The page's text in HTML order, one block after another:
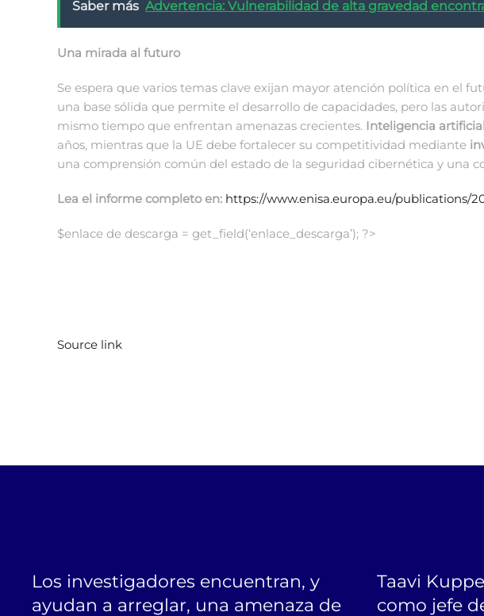
Saber más Advertencia: Vulnerabilidad de alta gravedad
Una mirada al futuro
Se espera que varios temas clave exijan mayor atención política en el
una base sólida que permite el desarrollo de capacidades, pero las
mismo tiempo que enfrentan amenazas crecientes. Inteligencia
años, mientras que la UE debe fortalecer su competitividad mediante
una comprensión común del estado de la seguridad cibernética y una
Lea el informe completo en: https://www.enisa.europa.eu/
$enlace de descarga = get_field(‘enlace_descarga’); ?>
Source link
Los investigadores encuentran, y
ayudan a arreglar, una amenaza de
Taavi
como jefe